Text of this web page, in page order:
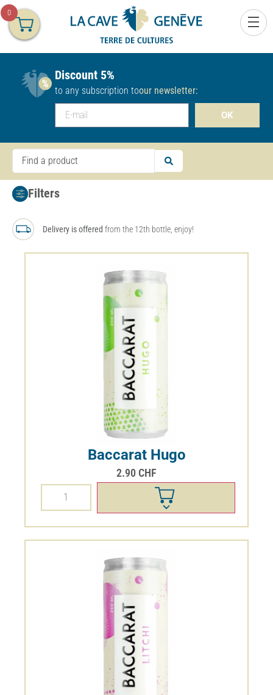
Discount 5%
to any subscription toour newsletter:
OK
Filters
Delivery is offered from the 12th bottle, enjoy!
Baccarat Hugo
2.90 CHF
0